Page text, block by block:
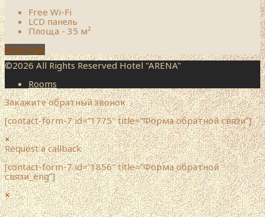
Free Wi-Fi
LCD панель
Площа - 35 м²
Book now
©2026 All Rights Reserved Hotel "ARENA"
Rooms
Закажите обратный звонок
[contact-form-7 id=”1775″ title=”Форма обратной связи”]
×
Request a callback
[contact-form-7 id=”1856″ title=”Форма обратной
связи_eng”]
×